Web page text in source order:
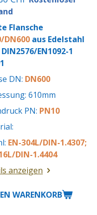
Flansche
DN600 aus Edelstahl
EN1092-1
DN: DN600
610mm
PN: PN10
EN-304L/DIN-1.4307;
DIN-1.4404
anzeigen
WARENKORB